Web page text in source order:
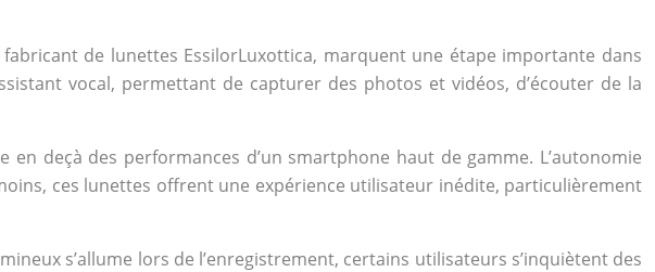
de lunettes EssilorLuxottica, marquent une étape importante dans
vocal, permettant de capturer des photos et vidéos, d’écouter de la
deçà des performances d’un smartphone haut de gamme. L’autonomie
ces lunettes offrent une expérience utilisateur inédite, particulièrement
s’allume lors de l’enregistrement, certains utilisateurs s’inquiètent des